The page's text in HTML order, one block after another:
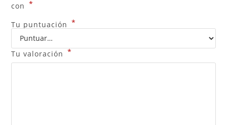
con *
Tu puntuación *
Tu valoración *